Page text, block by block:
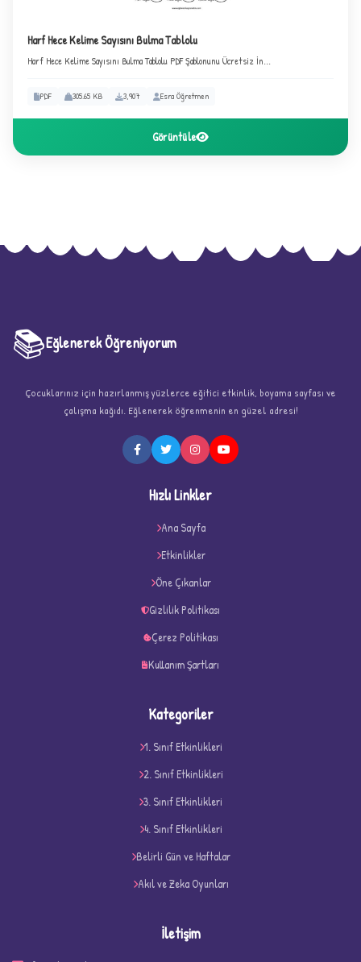
★
Harf Hece Kelime Sayısını Bulma Tablolu
Harf Hece Kelime Sayısını Bulma Tablolu PDF Şablonunu Ücretsiz İn...
PDF 305.65 KB 3,907 Esra Öğretmen
Görüntüle
📚Eğlenerek Öğreniyorum
Çocuklarınız için hazırlanmış yüzlerce eğitici etkinlik, boyama sayfası ve
çalışma kağıdı. Eğlenerek öğrenmenin en güzel adresi!
Hızlı Linkler
Ana Sayfa
Etkinlikler
Öne Çıkanlar
Gizlilik Politikası
Çerez Politikası
Kullanım Şartları
Kategoriler
1. Sınıf Etkinlikleri
2. Sınıf Etkinlikleri
3. Sınıf Etkinlikleri
4. Sınıf Etkinlikleri
Belirli Gün ve Haftalar
Akıl ve Zeka Oyunları
İletişim